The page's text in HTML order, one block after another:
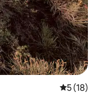
5 av 5 i
5 (18)